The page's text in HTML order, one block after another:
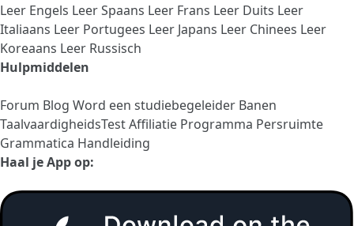
Leer Engels Leer Spaans Leer Frans Leer Duits Leer
Italiaans Leer Portugees Leer Japans Leer Chinees Leer
Koreaans Leer Russisch
Hulpmiddelen
Forum Blog Word een studiebegeleider Banen
TaalvaardigheidsTestAffiliatie Programma Persruimte
Grammatica Handleiding
Haal je App op: